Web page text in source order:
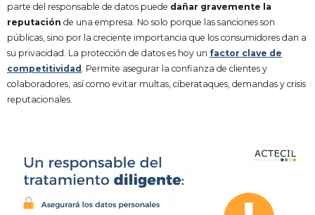
parte del responsable de datos puede dañar gravemente la
reputación de una empresa. No solo porque las sanciones son
públicas, sino por la creciente importancia que los consumidores dan a
su privacidad. La protección de datos es hoy un factor clave de
competitividad
. Permite asegurar la confianza de clientes y
colaboradores, así como evitar multas, ciberataques, demandas y crisis
reputacionales.